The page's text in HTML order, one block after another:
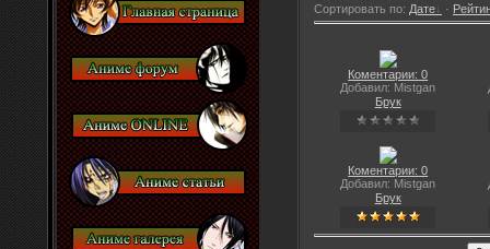
Сортировать по: Дате ·
Коментарии: 0
Добавил: Mistgan
Брук
Коментарии: 0
Добавил: Mistgan
Брук